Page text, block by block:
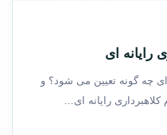
رایانه ای
چه گونه تعیین می شود؟ و
رایانه ای…